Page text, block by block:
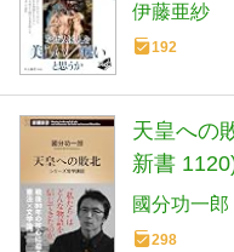
伊藤亜紗
192
天皇への
新書
國分功一郎
298